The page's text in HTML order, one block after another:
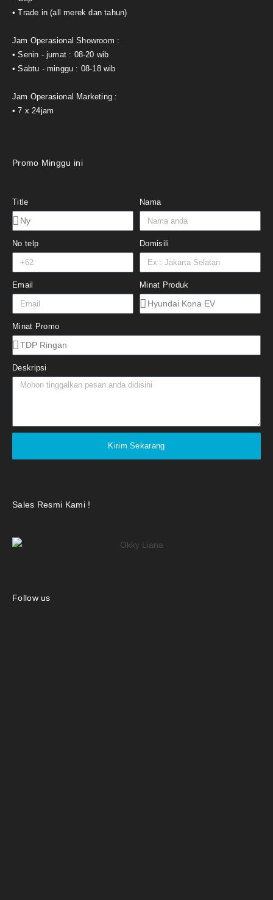
• Trade in (all merek dan tahun)
Jam Operasional Showroom :
• Senin - jumat : 08-20 wib
• Sabtu - minggu : 08-18 wib
Jam Operasional Marketing :
• 7 x 24jam
Promo Minggu ini
Title Nama
No telp Domisili
Email Minat Produk
Minat Promo
Deskripsi
Kirim Sekarang
Sales Resmi Kami !
Follow us